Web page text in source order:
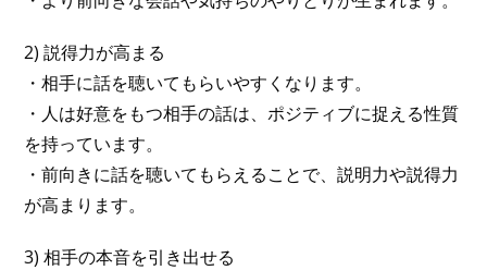
2) 説得力が高まる
・相手に話を聴いてもらいやすくなります。
・人は好意をもつ相手の話は、ポジティブに捉える性質
を持っています。
・前向きに話を聴いてもらえることで、説明力や説得力
が高まります。
3) 相手の本音を引き出せる